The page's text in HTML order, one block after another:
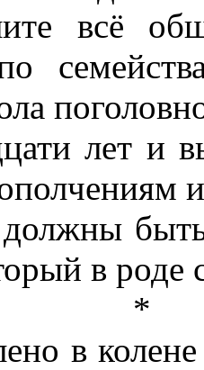
всё
лет и
в роде
*
в